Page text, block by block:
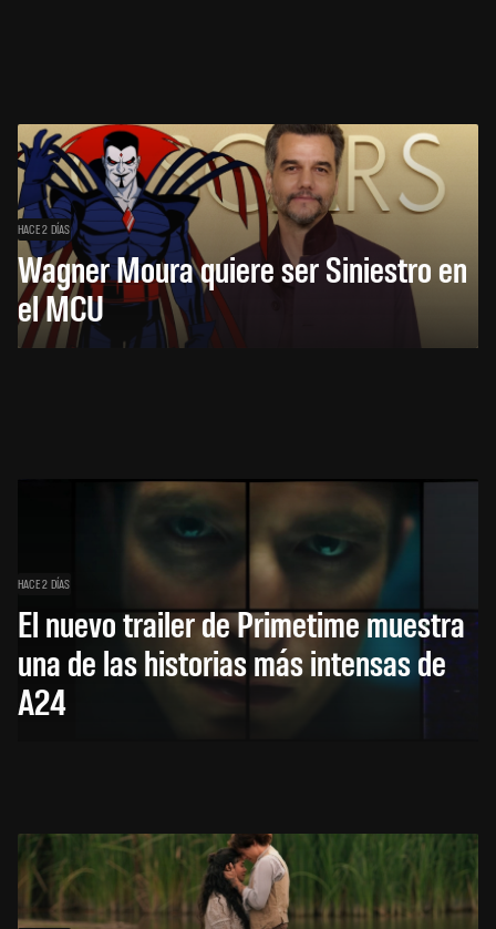
HACE 2 DÍAS
Wagner Moura quiere ser Siniestro en
el MCU
HACE 2 DÍAS
El nuevo trailer de Primetime muestra
una de las historias más intensas de
A24